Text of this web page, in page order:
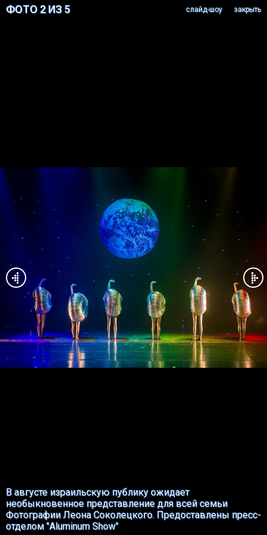
ФОТО 2 ИЗ 5 закрыть
cлайд-шоу
В августе израильскую публику ожидает
необыкновенное представление для всей семьи
Фотографии Леона Соколецкого. Предоставлены пресс-
отделом "Aluminum Show"